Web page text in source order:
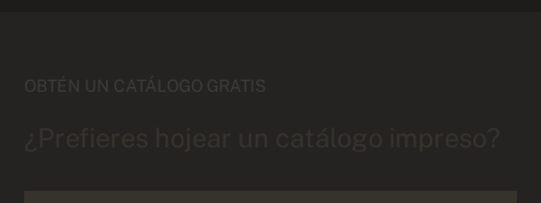
OBTÉN UN CATÁLOGO GRATIS